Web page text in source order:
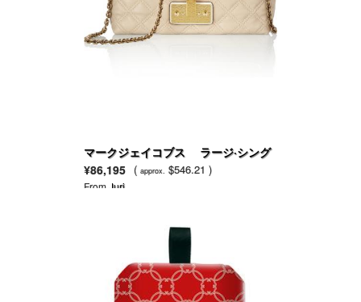
マークジェイコブス ラージ·シング
ルキルトレザーショルダーバッグ
¥86,195 ( approx. $546.21 )
From Juri